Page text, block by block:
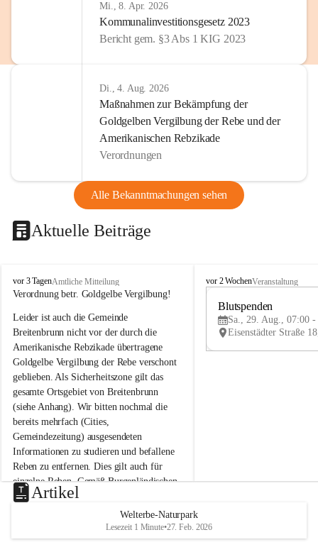
Mi., 8. Apr. 2026
Kommunalinvestitionsgesetz 2023
Bericht gem. §3 Abs 1 KIG 2023
Di., 4. Aug. 2026
Maßnahmen zur Bekämpfung der
Goldgelben Vergilbung der Rebe und der
Amerikanischen Rebzikade
Verordnungen
Alle Bekanntmachungen sehen
Aktuelle Beiträge
B
r
i
t
e
n
b
r
u
n
n
a
m
N
e
u
s
d
vor 3 TagenAmtliche Mitteilung
Verordnung betr. Goldgelbe Vergilbung!
Leider ist auch die Gemeinde
Breitenbrunn nicht vor der durch die
Amerikanische Rebzikade übertragene
Goldgelbe Vergilbung der Rebe verschont
geblieben. Als Sicherheitszone gilt das
gesamte Ortsgebiet von Breitenbrunn
(siehe Anhang). Wir bitten nochmal die
bereits mehrfach (Cities,
Gemeindezeitung) ausgesendeten
Informationen zu studieren und befallene
Reben zu entfernen. Dies gilt auch für
einzelne Reben. Gemäß Burgenländischen
Weinbaugesetz sind nicht gepflegte oder
unzulässige Weingärten zu roden! Bitte
helfen wir zusammen um unsere Winzer
vor den prognostizierten Ernteausfällen
B
e
u
e
d
vor 2 WochenVeranstaltung
Blutspenden
Sa., 29. Aug., 07:00 -
Artikel
Welterbe-Naturpark
Lesezeit 1 Minute•27. Feb. 2026